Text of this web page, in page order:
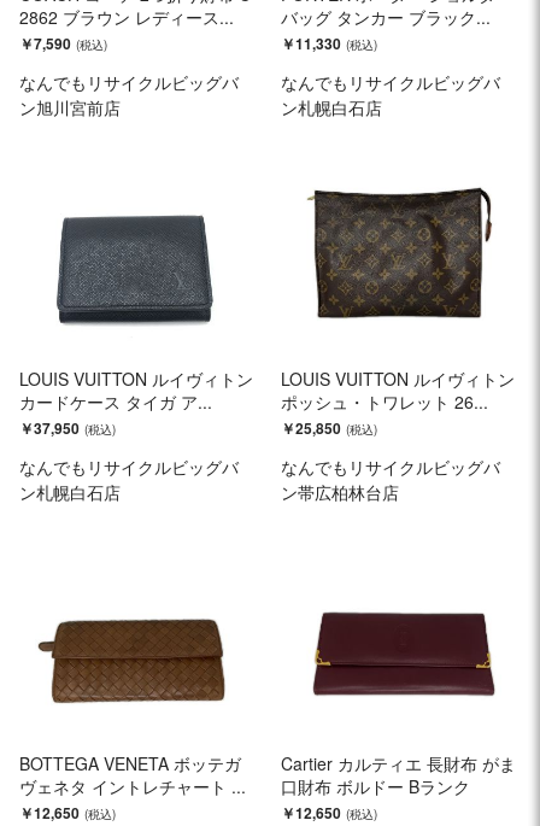
2862 ブラウン レディース...
￥7,590
なんでもリサイクルビッグバ
ン旭川宮前店
バッグ タンカー ブラック...
￥11,330
なんでもリサイクルビッグバ
ン札幌白石店
LOUIS VUITTON ルイヴィトン
カードケース タイガ ア...
￥37,950
なんでもリサイクルビッグバ
ン札幌白石店
LOUIS VUITTON ルイヴィトン
ポッシュ・トワレット 26...
￥25,850
なんでもリサイクルビッグバ
ン帯広柏林台店
BOTTEGA VENETA ボッテガ
ヴェネタ イントレチャート ...
￥12,650
Cartier カルティエ 長財布 がま
口財布 ボルドー Bランク
￥12,650